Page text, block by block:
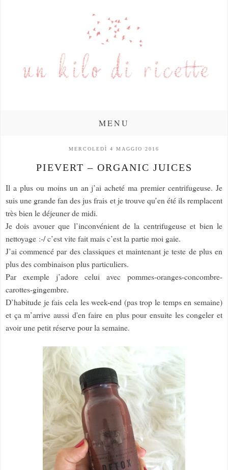
MENU
MERCOLEDÌ 4 MAGGIO 2016
PIEVERT – ORGANIC JUICES
Il a plus ou moins un an j’ai acheté ma premier centrifugeuse. Je
suis une grande fan des jus frais et je trouve qu’en été ils remplacent
très bien le déjeuner de midi.
Je dois avouer que l’inconvénient de la centrifugeuse et bien le
nettoyage :-/ c’est vite fait mais c’est la partie moi gaie.
J’ai commencé par des classiques et maintenant je teste de plus en
plus des combinaison plus particuliers.
Par exemple j’adore celui avec pommes-oranges-concombre-
carottes-gingembre.
D’habitude je fais cela les week-end (pas trop le temps en semaine)
et ça m’arrive aussi d'en faire en plus pour ensuite les congeler et
avoir une petit réserve pour la semaine.